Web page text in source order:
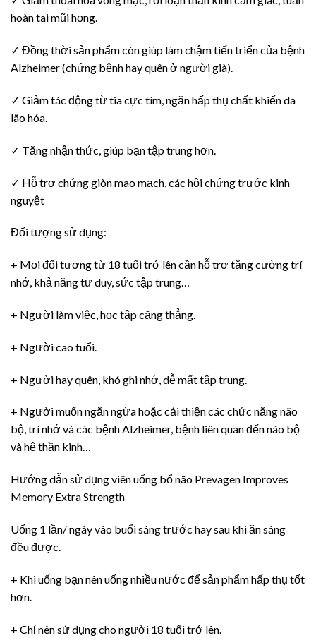
hoàn tai mũi họng.
✓ Đồng thời sản phẩm còn giúp làm chậm tiến triển của bệnh
Alzheimer (chứng bệnh hay quên ở người già).
✓ Giảm tác động từ tia cực tím, ngăn hấp thụ chất khiến da
lão hóa.
✓ Tăng nhận thức, giúp bạn tập trung hơn.
✓ Hỗ trợ chứng giòn mao mạch, các hội chứng trước kinh
nguyệt
Đối tượng sử dụng:
+ Mọi đối tượng từ 18 tuổi trở lên cần hỗ trợ tăng cường trí
nhớ, khả năng tư duy, sức tập trung…
+ Người làm việc, học tập căng thẳng.
+ Người cao tuổi.
+ Người hay quên, khó ghi nhớ, dễ mất tập trung.
+ Người muốn ngăn ngừa hoặc cải thiện các chức năng não
bộ, trí nhớ và các bệnh Alzheimer, bệnh liên quan đến não bộ
và hệ thần kinh…
Hướng dẫn sử dụng viên uống bổ não Prevagen Improves
Memory Extra Strength
Uống 1 lần/ ngày vào buổi sáng trước hay sau khi ăn sáng
đều được.
+ Khi uống bạn nên uống nhiều nước để sản phẩm hấp thụ tốt
hơn.
+ Chỉ nên sử dụng cho người 18 tuổi trở lên.